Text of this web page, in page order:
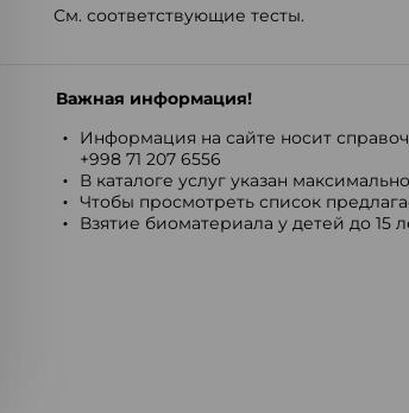
См. соответствующие тесты.
Важная информация!
Информация на сайте носит
+998 71 207 6556
В каталоге услуг указан
Чтобы просмотреть список
Взятие биоматериала у детей до 15